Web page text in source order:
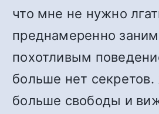
что мне не нужно
преднамеренно
похотливым
больше нет
больше свободы и